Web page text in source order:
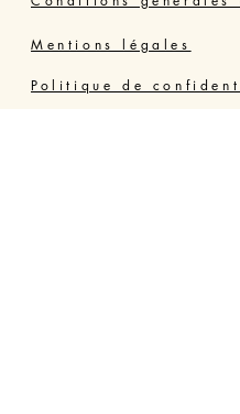
Mentions légales
Politique de